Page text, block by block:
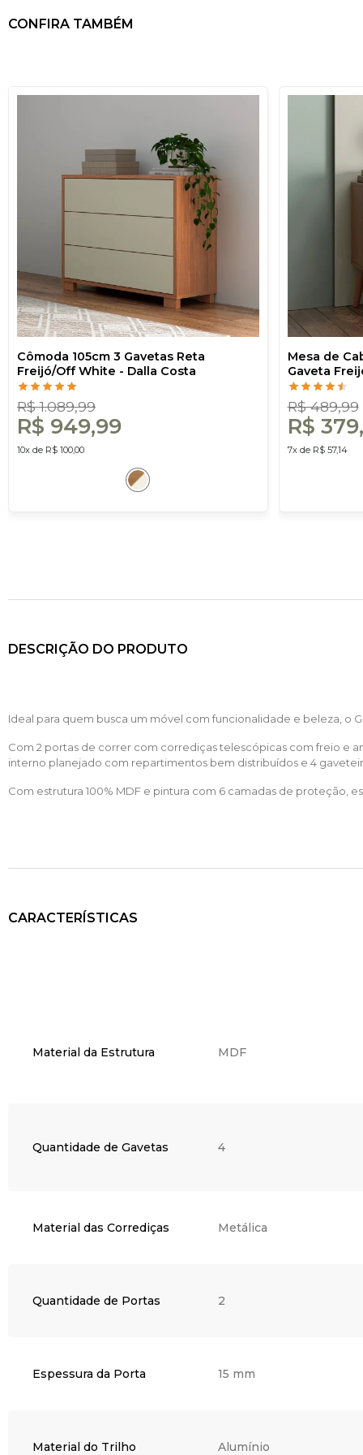
CONFIRA TAMBÉM
Cômoda 105cm 3 Gavetas Reta
Freijó/Off White - Dalla Costa
R$ 1.089,99
R$ 949,99
10x de R$ 100,00
Mesa de
Gaveta
R$ 489,99
R$
7x de R$ 57,14
DESCRIÇÃO DO PRODUTO
Ideal para quem busca um móvel com funcionalidade e beleza, o
Com 2 portas de correr com corrediças telescópicas com freio e
interno planejado com repartimentos bem distribuídos e 4
Com estrutura 100% MDF e pintura com 6 camadas de
CARACTERÍSTICAS
Material da Estrutura MDF
Quantidade de Gavetas 4
Material das Corrediças Metálica
Quantidade de Portas 2
Espessura da Porta 15 mm
Material do Trilho Alumínio